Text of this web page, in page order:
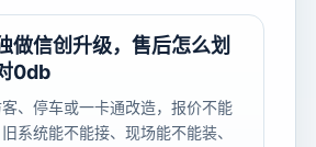
做信创升级，售后怎么划
0db
、停车或一卡通改造，报价不能
系统能不能接、现场能不能装、